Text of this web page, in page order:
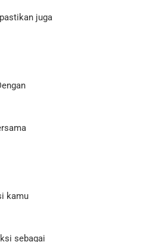
juga
kamu
sebagai